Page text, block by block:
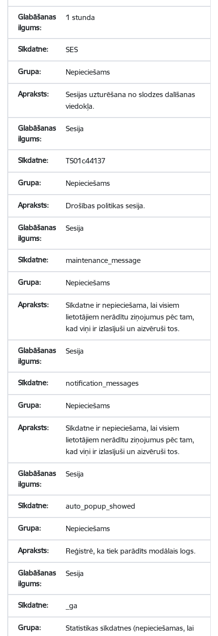
1 stunda
SES
Nepieciešams
Sesijas uzturēšana no slodzes dalīšanas
viedokļa.
Sesija
TS01c44137
Nepieciešams
Drošības politikas sesija.
Sesija
maintenance_message
Nepieciešams
Sīkdatne ir nepieciešama, lai visiem
lietotājiem nerādītu ziņojumus pēc tam,
kad viņi ir izlasījuši un aizvēruši tos.
Sesija
notification_messages
Nepieciešams
Sīkdatne ir nepieciešama, lai visiem
lietotājiem nerādītu ziņojumus pēc tam,
kad viņi ir izlasījuši un aizvēruši tos.
Sesija
auto_popup_showed
Nepieciešams
Reģistrē, ka tiek parādīts modālais logs.
Sesija
_ga
Statistikas sīkdatnes (nepieciešamas, lai